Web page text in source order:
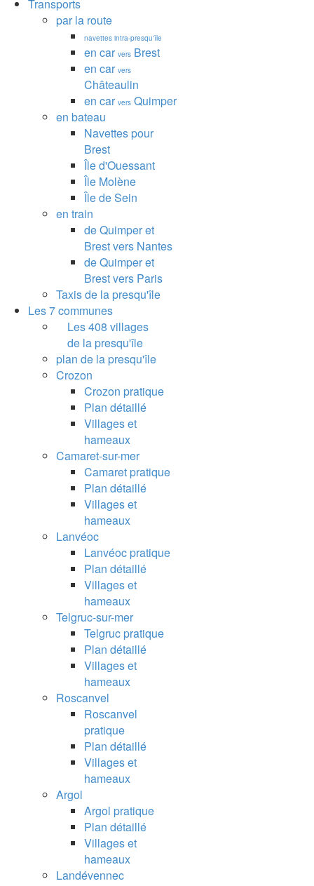
Transports
par la route
navettes intra-presqu'île
en car vers Brest
en car vers
Châteaulin
en car vers Quimper
en bateau
Navettes pour
Brest
Île d'Ouessant
Île Molène
Île de Sein
en train
de Quimper et
Brest vers Nantes
de Quimper et
Brest vers Paris
Taxis de la presqu'île
Les 7 communes
Les 408 villages
de la presqu'île
plan de la presqu'île
Crozon
Crozon pratique
Plan détaillé
Villages et
hameaux
Camaret-sur-mer
Camaret pratique
Plan détaillé
Villages et
hameaux
Lanvéoc
Lanvéoc pratique
Plan détaillé
Villages et
hameaux
Telgruc-sur-mer
Telgruc pratique
Plan détaillé
Villages et
hameaux
Roscanvel
Roscanvel
pratique
Plan détaillé
Villages et
hameaux
Argol
Argol pratique
Plan détaillé
Villages et
hameaux
Landévennec